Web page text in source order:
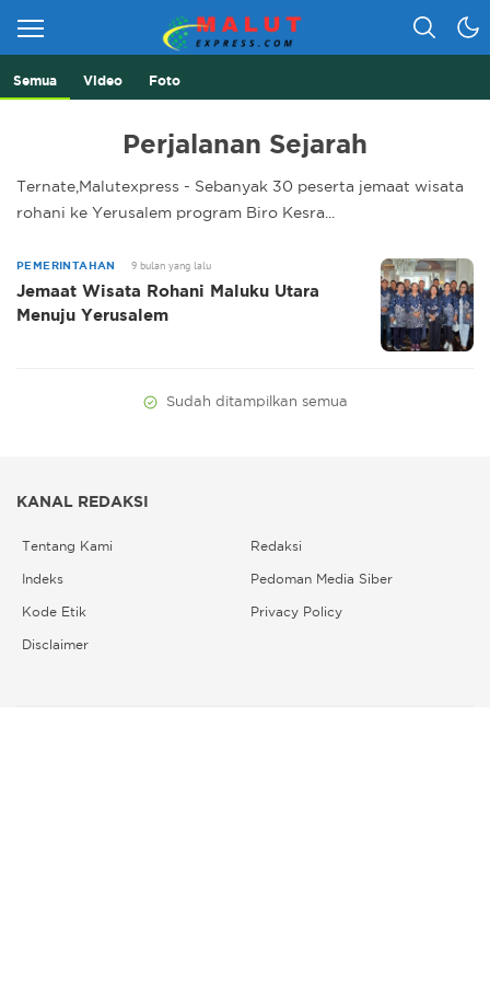
Malut Express
Berita Lebih Cepat
Semua Video Foto
Perjalanan Sejarah
Ternate,Malutexpress - Sebanyak 30 peserta jemaat wisata
rohani ke Yerusalem program Biro Kesra...
PEMERINTAHAN 9 bulan yang lalu
Jemaat Wisata Rohani Maluku Utara
Menuju Yerusalem
Sudah ditampilkan semua
KANAL REDAKSI
Tentang Kami Redaksi
Indeks Pedoman Media Siber
Kode Etik Privacy Policy
Disclaimer